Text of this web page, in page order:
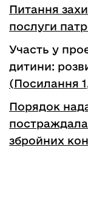
Питання
послуги
Участь у
дитини:
(Посилання 1
Порядок
постраждала
збройних